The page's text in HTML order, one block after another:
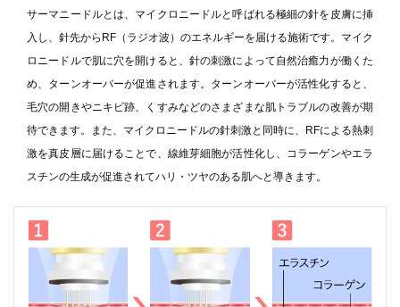
サーマニードルとは、マイクロニードルと呼ばれる極細の針を皮膚に挿
入し、針先からRF（ラジオ波）のエネルギーを届ける施術です。マイク
ロニードルで肌に穴を開けると、針の刺激によって自然治癒力が働くた
め、ターンオーバーが促進されます。ターンオーバーが活性化すると、
毛穴の開きやニキビ跡、くすみなどのさまざまな肌トラブルの改善が期
待できます。また、マイクロニードルの針刺激と同時に、RFによる熱刺
激を真皮層に届けることで、線維芽細胞が活性化し、コラーゲンやエラ
スチンの生成が促進されてハリ・ツヤのある肌へと導きます。